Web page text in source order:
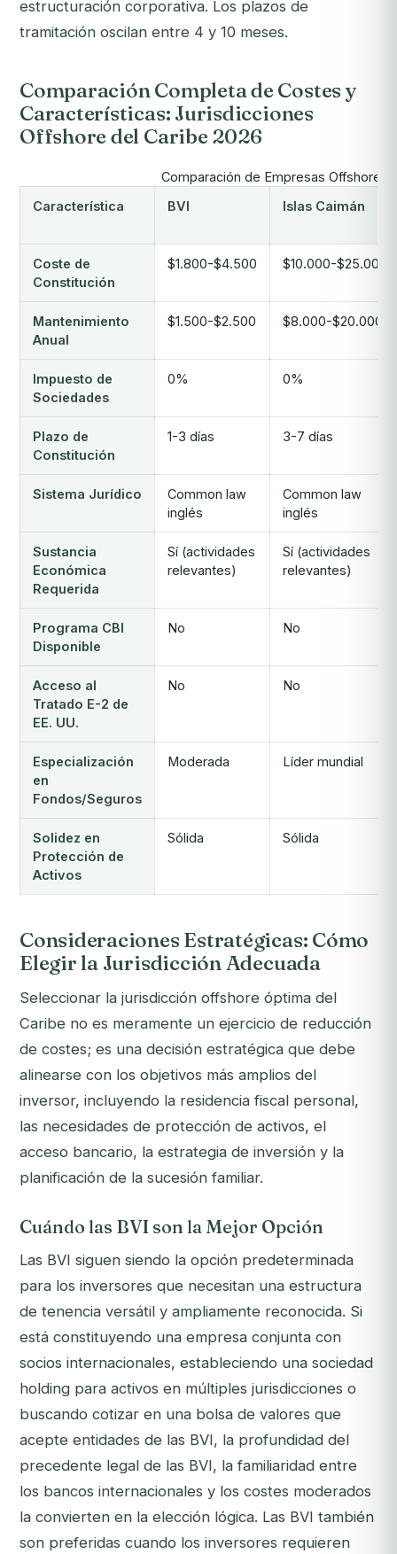
estructuración corporativa. Los plazos de
tramitación oscilan entre 4 y 10 meses.
Comparación Completa de Costes y
Características: Jurisdicciones
Offshore del Caribe 2026
Comparación de Empresas Offshore
Característica
BVI Islas Caimán
Coste de
Constitución
$1.800-$4.500 $10.000-$25.000
Mantenimiento
Anual
$1.500-$2.500 $8.000-$20.000
Impuesto de
Sociedades
0% 0%
Plazo de
Constitución
1-3 días 3-7 días
Sistema Jurídico
Common law
inglés
Common law
inglés
Sustancia
Económica
Requerida
Sí (actividades
relevantes)
Sí (actividades
relevantes)
Programa CBI
Disponible
No No
Acceso al
Tratado E-2 de
EE. UU.
No No
Especialización
en
Fondos/Seguros
Moderada Líder mundial
Solidez en
Protección de
Activos
Sólida Sólida
Consideraciones Estratégicas: Cómo
Elegir la Jurisdicción Adecuada
Seleccionar la jurisdicción offshore óptima del
Caribe no es meramente un ejercicio de reducción
de costes; es una decisión estratégica que debe
alinearse con los objetivos más amplios del
inversor, incluyendo la residencia fiscal personal,
las necesidades de protección de activos, el
acceso bancario, la estrategia de inversión y la
planificación de la sucesión familiar.
Cuándo las BVI son la Mejor Opción
Las BVI siguen siendo la opción predeterminada
para los inversores que necesitan una estructura
de tenencia versátil y ampliamente reconocida. Si
está constituyendo una empresa conjunta con
socios internacionales, estableciendo una sociedad
holding para activos en múltiples jurisdicciones o
buscando cotizar en una bolsa de valores que
acepte entidades de las BVI, la profundidad del
precedente legal de las BVI, la familiaridad entre
los bancos internacionales y los costes moderados
la convierten en la elección lógica. Las BVI también
son preferidas cuando los inversores requieren